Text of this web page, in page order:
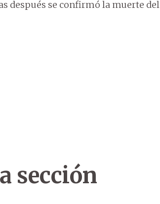
después se confirmó la muerte del
sección